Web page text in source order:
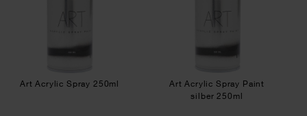
Art Acrylic Spray 250ml
Art Acrylic Spray Paint
silber 250ml